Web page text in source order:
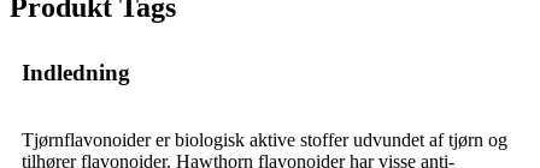
Produkt Tags
Indledning
Tjørnflavonoider er biologisk aktive stoffer udvundet af tjørn og
tilhører flavonoider. Hawthorn flavonoider har visse anti-